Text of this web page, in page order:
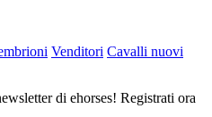
Venditori Cavalli nuovi
di ehorses! Registrati ora